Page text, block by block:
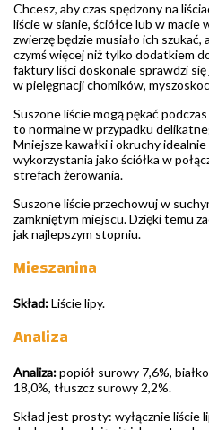
Chcesz, aby czas spędzony na
liście w sianie, ściółce lub w
zwierzę będzie musiało ich
czymś więcej niż tylko dodatkiem
faktury liści doskonale sprawdzi
w pielęgnacji chomików,
Suszone liście mogą pękać
to normalne w przypadku
Mniejsze kawałki i okruchy
wykorzystania jako ściółka w
strefach żerowania.
Suszone liście przechowuj w
zamkniętym miejscu. Dzięki temu
jak najlepszym stopniu.
Mieszanina
Skład:Liście lipy.
Analiza
Analiza:popiół surowy 7,6%,
18,0%, tłuszcz surowy 2,2%.
Skład jest prosty: wyłącznie liście